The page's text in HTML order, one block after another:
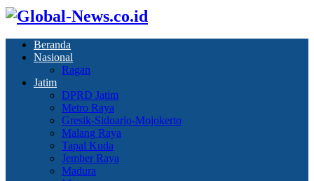
Beranda
Nasional
Ragan
Jatim
DPRD Jatim
Metro Raya
Gresik-Sidoarjo-Mojokerto
Malang Raya
Tapal Kuda
Jember Raya
Madura